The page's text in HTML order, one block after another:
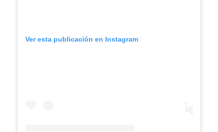
Ver esta publicación en Instagram